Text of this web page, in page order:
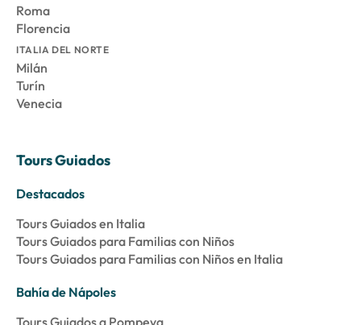
Roma
Florencia
ITALIA DEL NORTE
Milán
Turín
Venecia
Tours Guiados
Destacados
Tours Guiados en Italia
Tours Guiados para Familias con Niños
Tours Guiados para Familias con Niños en Italia
Bahía de Nápoles